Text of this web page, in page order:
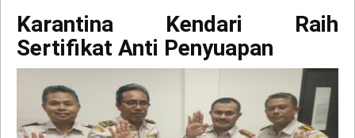
Karantina Kendari Raih
Sertifikat Anti Penyuapan